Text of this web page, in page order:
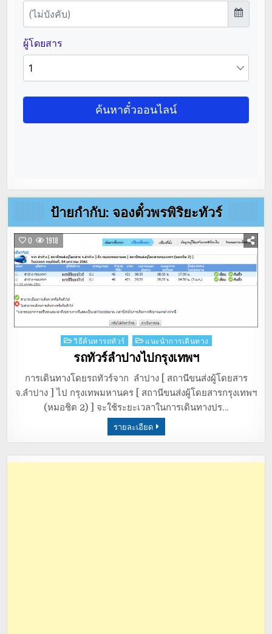
ป้ายกำกับ: จองตั๋วพรพิริยะทัวร์
0 1918
Posted
วิธีค้นหารถทัวร์ แนะนำการเดินทาง
รถทัวร์ลำปางไปกรุงเทพฯ
การเดินทางโดยรถทัวร์จาก ลำปาง [ สถานีขนส่งผู้โดยสาร
จ.ลำปาง ] ไป กรุงเทพมหานคร [ สถานีขนส่งผู้โดยสารกรุงเทพฯ
(หมอชิต 2) ] จะใช้ระยะเวลาในการเดินทางปร…
รายละเอียด